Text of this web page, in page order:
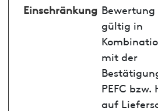
Einschränkung
gültig in
mit der
PEFC bzw.
auf